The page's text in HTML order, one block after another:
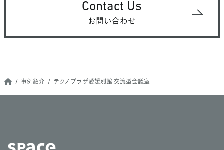
Contact Us
お問い合わせ
事例紹介 テクノプラザ愛媛別館 交流型会議室